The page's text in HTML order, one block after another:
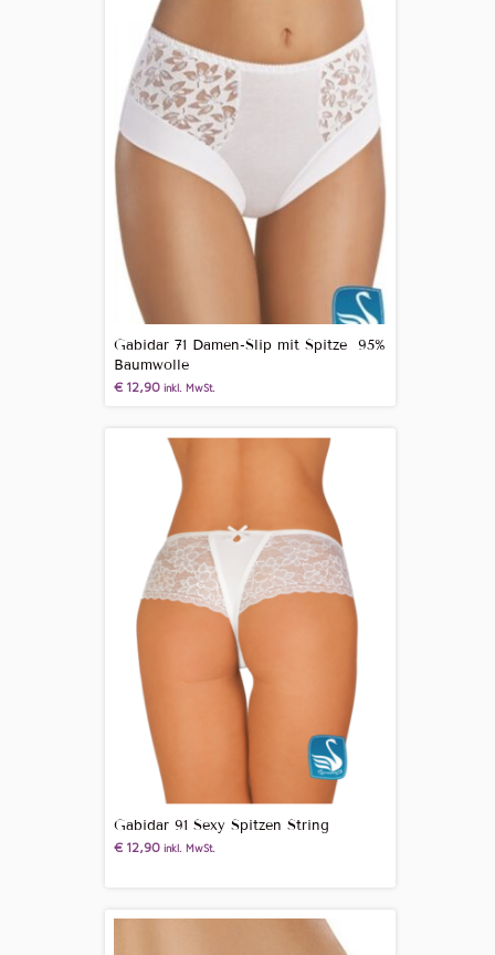
Gabidar 71 Damen-Slip mit Spitze 95%
Baumwolle
€12,90 inkl. MwSt.
Gabidar 91 Sexy Spitzen String
€12,90 inkl. MwSt.